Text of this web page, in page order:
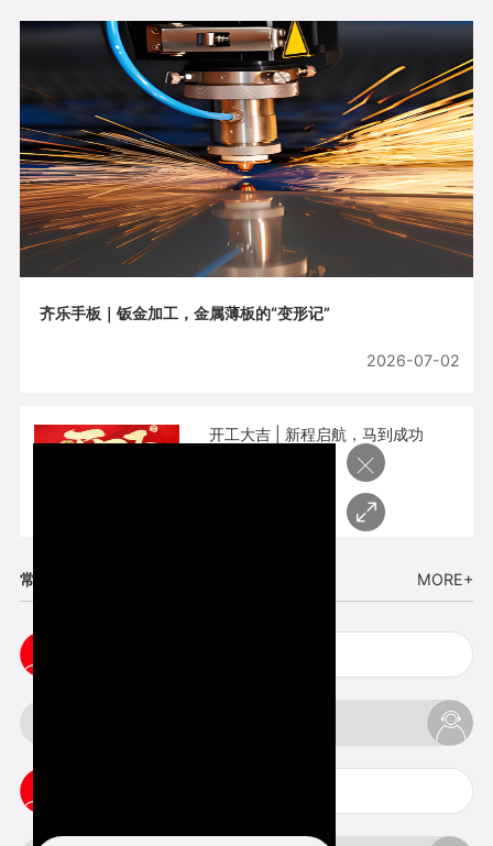
齐乐手板｜钣金加工，金属薄板的“变形记”
2026-07-02
开工大吉 | 新程启航，马到成功
常见问题 MORE+
×